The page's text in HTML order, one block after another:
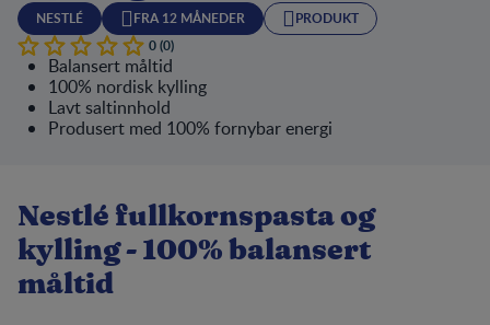
NESTLÉ FRA 12 MÅNEDER
PRODUKT
0 (0)
Balansert måltid
100% nordisk kylling
Lavt saltinnhold
Produsert med 100% fornybar energi
Nestlé fullkornspasta og
kylling - 100% balansert
måltid